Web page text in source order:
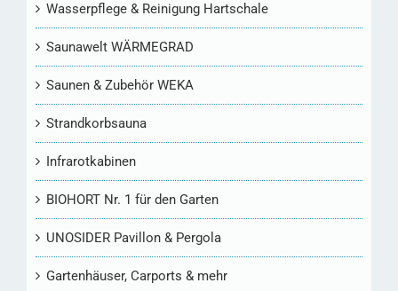
Wasserpflege & Reinigung Hartschale
Saunawelt WÄRMEGRAD
Saunen & Zubehör WEKA
Strandkorbsauna
Infrarotkabinen
BIOHORT Nr. 1 für den Garten
UNOSIDER Pavillon & Pergola
Gartenhäuser, Carports & mehr